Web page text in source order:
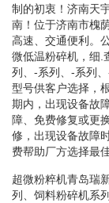
制的初衷！济南天
南！位于济南市槐
高速、交通便利。
微低温粉碎机，细.
列、-系列、-系列
型号供客户选择，
期内，出现设备故
障、免费修复或更
修，出现设备故障
费帮助厂方选择最
超微粉粹机青岛瑞
列、饲料粉碎机系